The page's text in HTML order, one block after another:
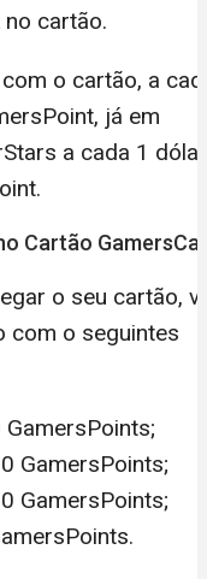
cartão.
o cartão, a
já em
a cada 1 dólar
Cartão
o seu cartão,
com o seguintes
GamersPoints;
GamersPoints;
GamersPoints;